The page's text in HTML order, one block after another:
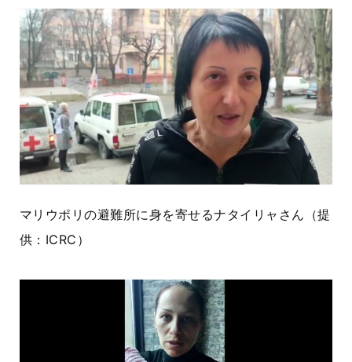
マリウポリの避難所に身を寄せるナタイリャさん（提
供： ICRC ）